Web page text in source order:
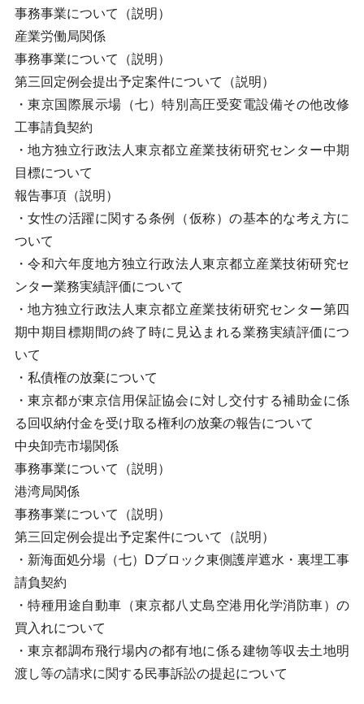
事務事業について（説明）
産業労働局関係
事務事業について（説明）
第三回定例会提出予定案件について（説明）
・東京国際展示場（七）特別高圧受変電設備その他改修
工事請負契約
・地方独立行政法人東京都立産業技術研究センター中期
目標について
報告事項（説明）
・女性の活躍に関する条例（仮称）の基本的な考え方に
ついて
・令和六年度地方独立行政法人東京都立産業技術研究セ
ンター業務実績評価について
・地方独立行政法人東京都立産業技術研究センター第四
期中期目標期間の終了時に見込まれる業務実績評価につ
いて
・私債権の放棄について
・東京都が東京信用保証協会に対し交付する補助金に係
る回収納付金を受け取る権利の放棄の報告について
中央卸売市場関係
事務事業について（説明）
港湾局関係
事務事業について（説明）
第三回定例会提出予定案件について（説明）
・新海面処分場（七）Dブロック東側護岸遮水・裏埋工事
請負契約
・特種用途自動車（東京都八丈島空港用化学消防車）の
買入れについて
・東京都調布飛行場内の都有地に係る建物等収去土地明
渡し等の請求に関する民事訴訟の提起について